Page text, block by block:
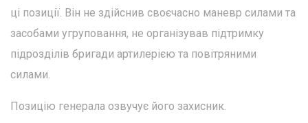
ці позиції. Він не здійснив своєчасно маневр силами та
засобами угруповання, не організував підтримку
підрозділів бригади артилерією та повітряними
силами.
Позицію генерала озвучує його захисник.